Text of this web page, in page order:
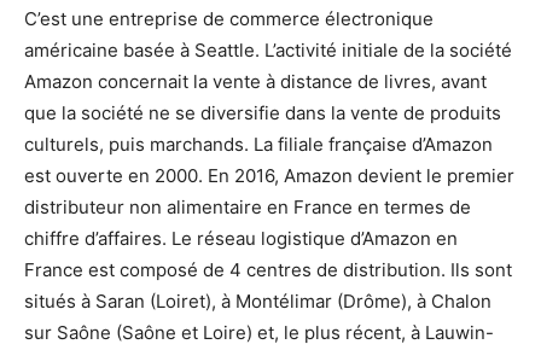
C’est une entreprise de commerce électronique
américaine basée à Seattle. L’activité initiale de la société
Amazon concernait la vente à distance de livres, avant
que la société ne se diversifie dans la vente de produits
culturels, puis marchands. La filiale française d’Amazon
est ouverte en 2000. En 2016, Amazon devient le premier
distributeur non alimentaire en France en termes de
chiffre d’affaires. Le réseau logistique d’Amazon en
France est composé de 4 centres de distribution. Ils sont
situés à Saran (Loiret), à Montélimar (Drôme), à Chalon
sur Saône (Saône et Loire) et, le plus récent, à Lauwin-